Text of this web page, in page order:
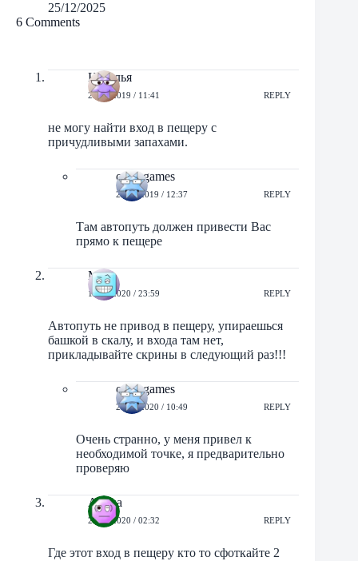
25/12/2025
6 Comments
Наталья
22/08/2019 / 11:41 REPLY
не могу найти вход в пещеру с
причудливыми запахами.
orbit-games
22/08/2019 / 12:37 REPLY
Там автопуть должен привести Вас
прямо к пещере
Мэг
19/04/2020 / 23:59 REPLY
Автопуть не привод в пещеру, упираешься
башкой в скалу, и входа там нет,
прикладывайте скрины в следующий раз!!!
orbit-games
20/04/2020 / 10:49 REPLY
Очень странно, у меня привел к
необходимой точке, я предварительно
проверяю
Алена
22/04/2020 / 02:32 REPLY
Где этот вход в пещеру кто то сфоткайте 2